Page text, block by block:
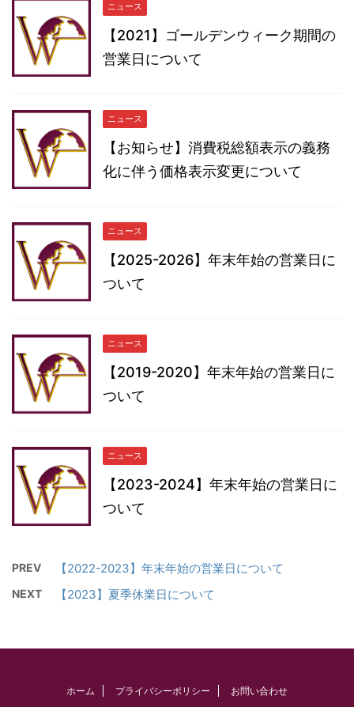
ニュース
【2021】ゴールデンウィーク期間の
営業日について
ニュース
【お知らせ】消費税総額表示の義務
化に伴う価格表示変更について
ニュース
【2025-2026】年末年始の営業日に
ついて
ニュース
【2019-2020】年末年始の営業日に
ついて
ニュース
【2023-2024】年末年始の営業日に
ついて
PREV 【2022-2023】年末年始の営業日について
NEXT 【2023】夏季休業日について
ホーム プライバシーポリシー お問い合わせ